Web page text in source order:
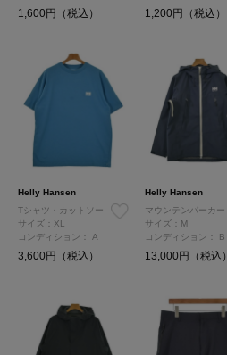
1,600円（税込） 1,200円（税込）
Helly Hansen
Tシャツ・カットソー
サイズ：XL
コンディション： A
3,600円（税込）
Helly Hansen
マウンテンパーカー
サイズ：M
コンディション：
B
13,000円（税込）